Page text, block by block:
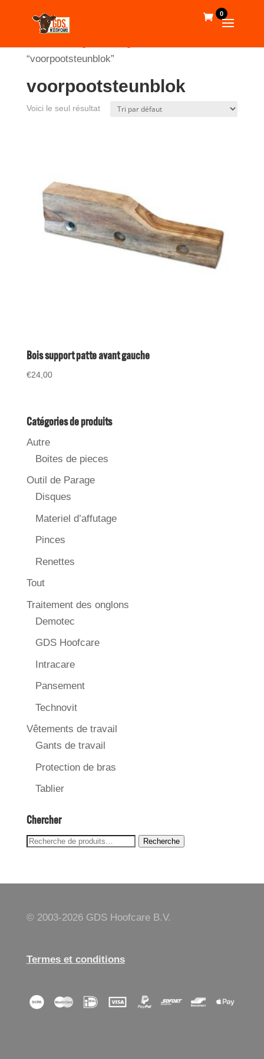
0
“voorpootsteunblok”
voorpootsteunblok
Voici le seul résultat
Bois support patte avant gauche
€24,00
Catégories de produits
Autre
Boites de pieces
Outil de Parage
Disques
Materiel d’affutage
Pinces
Renettes
Tout
Traitement des onglons
Demotec
GDS Hoofcare
Intracare
Pansement
Technovit
Vêtements de travail
Gants de travail
Protection de bras
Tablier
Chercher
Recherche
Recherche
© 2003-2026 GDS Hoofcare B.V.
Termes et conditions